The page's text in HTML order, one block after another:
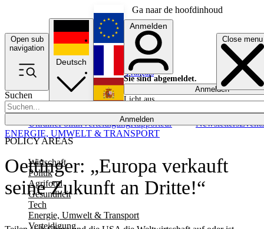
Ga naar de hoofdinhoud
Open sub
navigation
Close menu
Suchen
Anmelden
POLICY AREAS
Wirtschaft
Politik
Agrifood
Gesundheit
Tech
Energie, Umwelt & Transport
Verteidigung
UkrainePolitikVerteidigungRapporteur NewslettersEvents
Deutsch
English
Français
Anmelden
Sie sind abgemeldet.
Anmelden
Licht aus
Oettinger: „Europa verkauft
seine Zukunft an Dritte!“
ENERGIE, UMWELT & TRANSPORT